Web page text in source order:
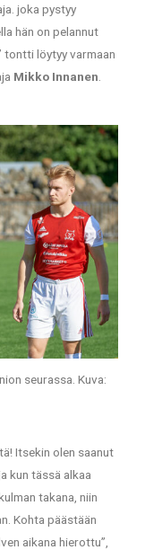
joka pystyy
hän on pelannut
tontti löytyy varmaan
Mikko Innanen
seurassa. Kuva:
Itsekin olen saanut
kun tässä alkaa
takana, niin
Kohta päästään
aikana hierottu”,